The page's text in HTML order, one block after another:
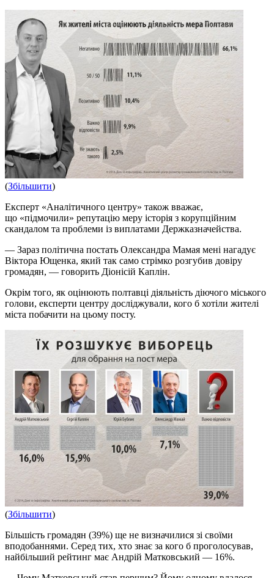
(Збільшити)
Експерт «Аналітичного центру» також вважає,
що «підмочили» репутацію меру історія з корупційним
скандалом та проблеми із виплатами Держказначейства.
— Зараз політична постать Олександра Мамая мені нагадує
Віктора Ющенка, який так само стрімко розгубив довіру
громадян, — говорить Діонісій Каплін.
Окрім того, як оцінюють полтавці діяльність діючого міського
голови, експерти центру досліджували, кого б хотіли жителі
міста побачити на цьому посту.
(Збільшити)
Більшість громадян (39%) ще не визначилися зі своїми
вподобаннями. Серед тих, хто знає за кого б проголосував,
найбільший рейтинг має Андрій Матковський — 16%.